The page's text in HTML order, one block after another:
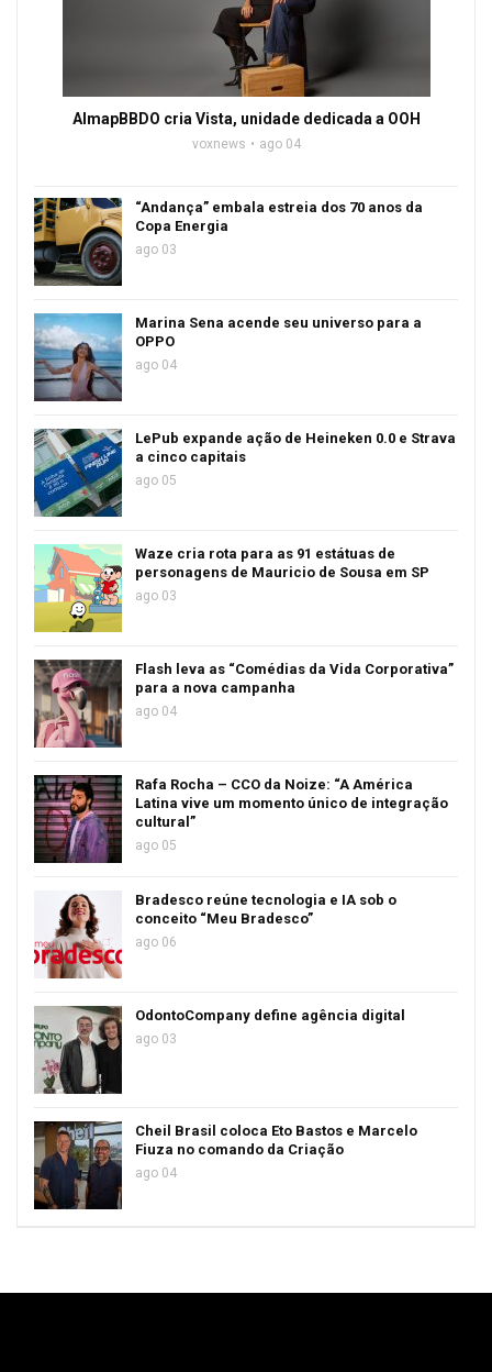
AlmapBBDO cria Vista, unidade dedicada a OOH
voxnews ago 04
“Andança” embala estreia dos 70 anos da
Copa Energia
ago 03
Marina Sena acende seu universo para a
OPPO
ago 04
LePub expande ação de Heineken 0.0 e Strava
a cinco capitais
ago 05
Waze cria rota para as 91 estátuas de
personagens de Mauricio de Sousa em SP
ago 03
Flash leva as “Comédias da Vida Corporativa”
para a nova campanha
ago 04
Rafa Rocha – CCO da Noize: “A América
Latina vive um momento único de integração
cultural”
ago 05
Bradesco reúne tecnologia e IA sob o
conceito “Meu Bradesco”
ago 06
OdontoCompany define agência digital
ago 03
Cheil Brasil coloca Eto Bastos e Marcelo
Fiuza no comando da Criação
ago 04